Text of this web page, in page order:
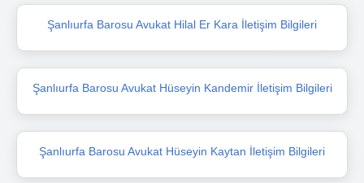
Şanlıurfa Barosu Avukat Hilal Er Kara İletişim Bilgileri
Şanlıurfa Barosu Avukat Hüseyin Kandemir İletişim Bilgileri
Şanlıurfa Barosu Avukat Hüseyin Kaytan İletişim Bilgileri